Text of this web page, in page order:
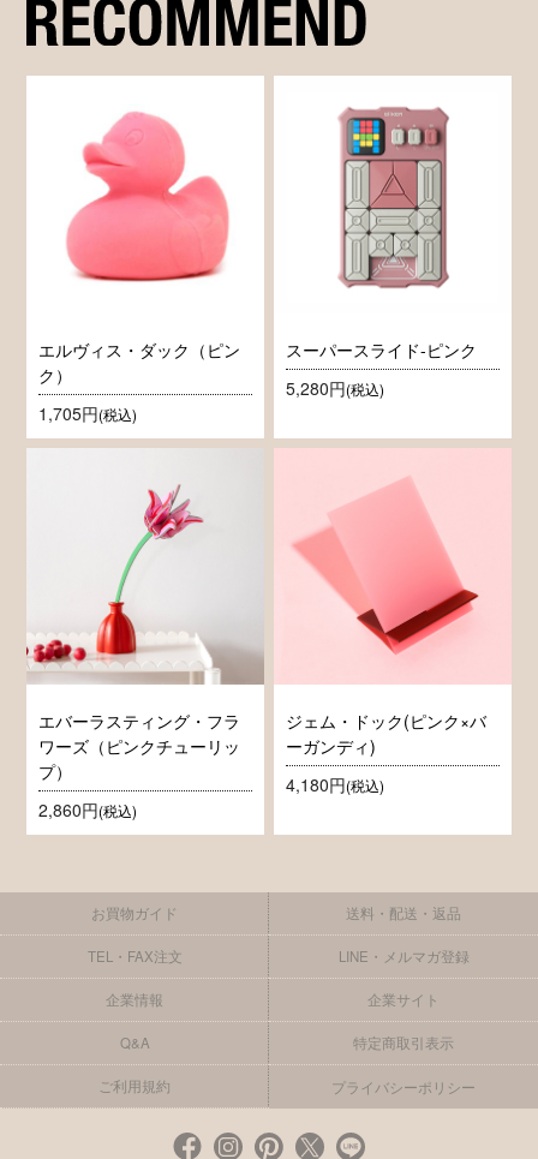
エルヴィス・ダック（ピン
ク）
1,705円(税込)
スーパースライド-ピンク
5,280円(税込)
エバーラスティング・フラ
ワーズ（ピンクチューリッ
プ）
2,860円(税込)
ジェム・ドック(ピンク×バ
ーガンディ)
4,180円(税込)
お買物ガイド 送料・配送・返品
TEL・FAX注文 LINE・メルマガ登録
企業情報 企業サイト
Q&A 特定商取引表示
ご利用規約 プライバシーポリシー